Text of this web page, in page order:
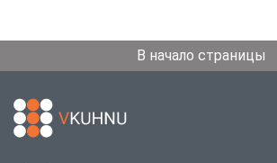
В начало страницы